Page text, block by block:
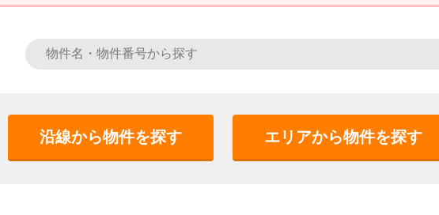
沿線から物件を探す エリアから物件を探す